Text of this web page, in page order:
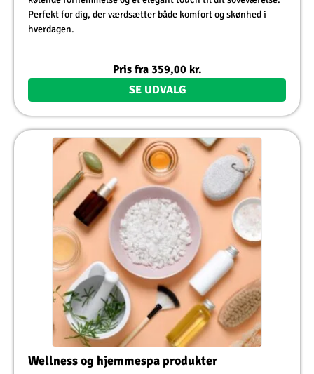
Perfekt for dig, der værdsætter både komfort og skønhed i
hverdagen.
Pris fra 359,00 kr.
SE UDVALG
Wellness og hjemmespa produkter